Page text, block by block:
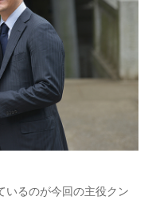
いるのが今回の主役クン